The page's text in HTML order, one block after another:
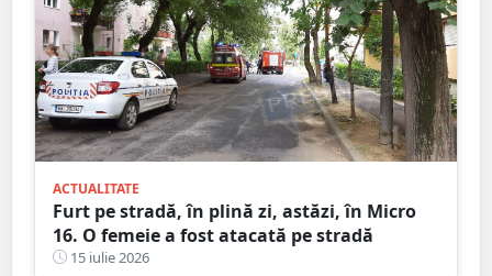
ACTUALITATE
Furt pe stradă, în plină zi, astăzi, în Micro
16. O femeie a fost atacată pe stradă
15 iulie 2026